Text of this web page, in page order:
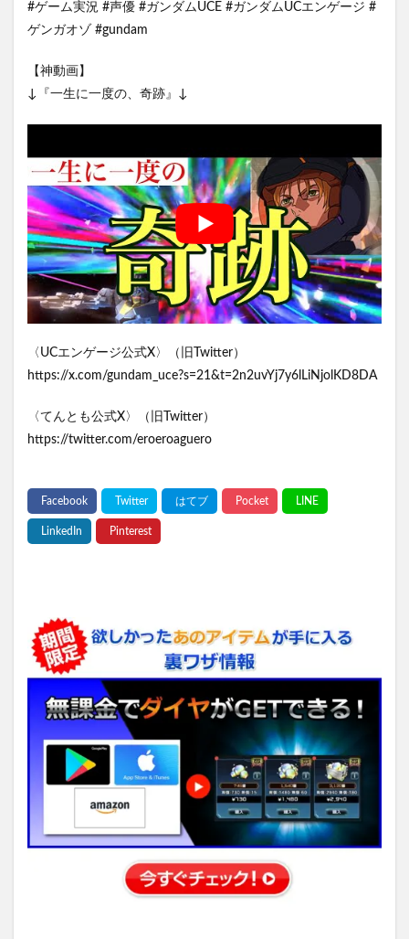
#ゲーム実況 #声優 #ガンダムUCE #ガンダムUCエンゲージ #
ゲンガオゾ #gundam
【神動画】
↓『一生に一度の、奇跡』↓
〈UCエンゲージ公式X〉（旧Twitter）
https://x.com/gundam_uce?s=21&t=2n2uvYj7y6lLiNjolKD8DA
〈てんとも公式X〉（旧Twitter）
https://twitter.com/eroeroaguero